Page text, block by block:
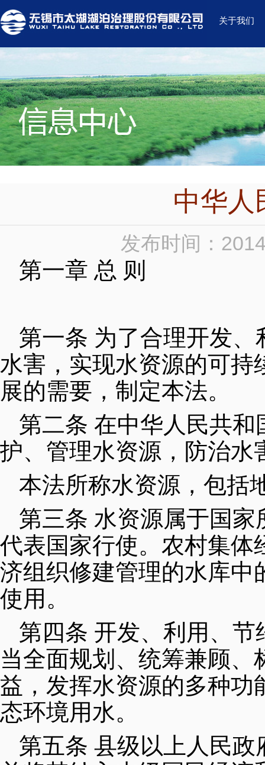
关于我们
中华人
发布时间：
第一章 总 则
第一条 为了合理开发
水害，实现水资源的可持
展的需要，制定本法。
第二条 在中华人民共
护、管理水资源，防治水
本法所称水资源，包括
第三条 水资源属于国
代表国家行使。农村集体
济组织修建管理的水库中
使用。
第四条 开发、利用、
当全面规划、统筹兼顾
益，发挥水资源的多种功
态环境用水。
第五条 县级以上人民